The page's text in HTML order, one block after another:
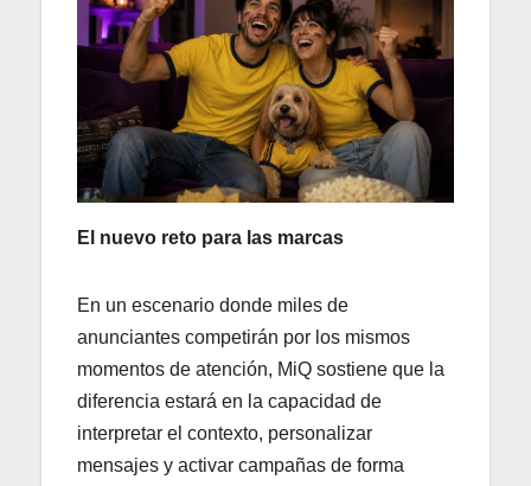
El nuevo reto para las marcas
En un escenario donde miles de
anunciantes competirán por los mismos
momentos de atención, MiQ sostiene que la
diferencia estará en la capacidad de
interpretar el contexto, personalizar
mensajes y activar campañas de forma